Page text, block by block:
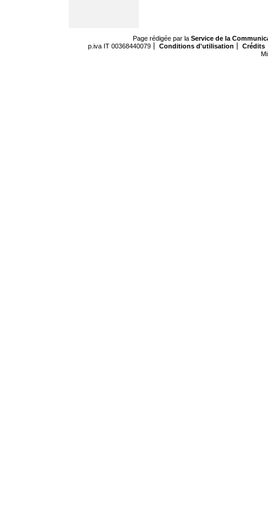
Page rédigée par la Service de la
p.iva IT 00368440079
Conditions d'utilisation
Crédits